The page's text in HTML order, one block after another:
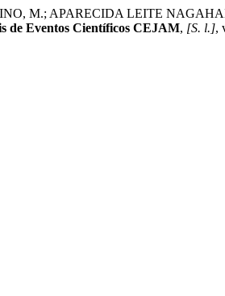
M.; APARECIDA LEITE
de Eventos Científicos CEJAM, [S. l.],